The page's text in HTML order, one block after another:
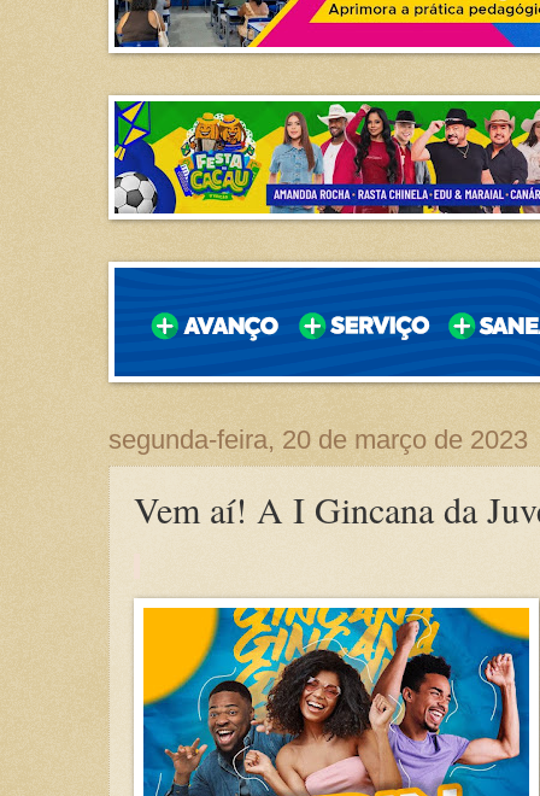
segunda-feira, 20 de março de 2023
Vem aí! A I Gincana da